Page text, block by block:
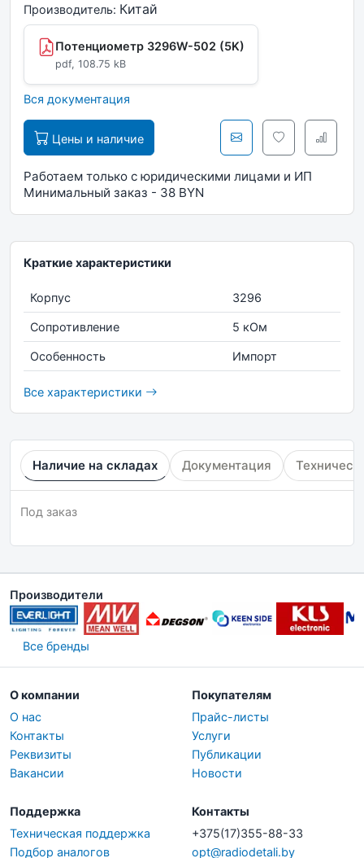
Производитель: Китай
Потенциометр 3296W-502 (5K)
pdf, 108.75 kB
Вся документация
Цены и наличие
Работаем только с юридическими лицами и ИП
Минимальный заказ - 38 BYN
Краткие характеристики
Корпус 3296
Сопротивление 5 кОм
Особенность Импорт
Все характеристики
Наличие на складах Документация
Под заказ
Производители
Все бренды
О компании
О нас
Контакты
Реквизиты
Вакансии
Покупателям
Прайс-листы
Услуги
Публикации
Новости
Поддержка
Техническая поддержка
Подбор аналогов
Контакты
+375(17)355-88-33
opt@radiodetali.by